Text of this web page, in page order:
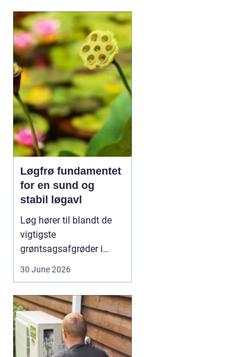
Mange i Nordsjælland
vælger derfor at bruge et
professionelt flyttefirma,
som kan tage sig af det
tunge arbej...
Løgfrø fundamentet
for en sund og
stabil løgavl
Løg hører til blandt de
vigtigste
grøntsagsafgrøder i
ensartet løg ligger et
veludvikletLøgfrø, som
er tilpasset klima,
jordtype og
30 June 2026